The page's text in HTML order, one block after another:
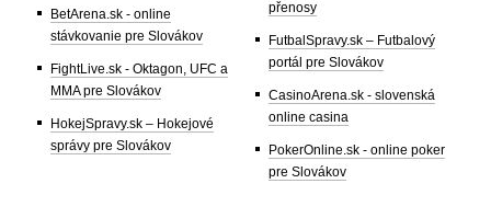
BetArena.sk - online
stávkovanie pre Slovákov
FightLive.sk - Oktagon, UFC a
MMA pre Slovákov
HokejSpravy.sk – Hokejové
správy pre Slovákov
přenosy
FutbalSpravy.sk – Futbalový
portál pre Slovákov
CasinoArena.sk - slovenská
online casina
PokerOnline.sk - online poker
pre Slovákov